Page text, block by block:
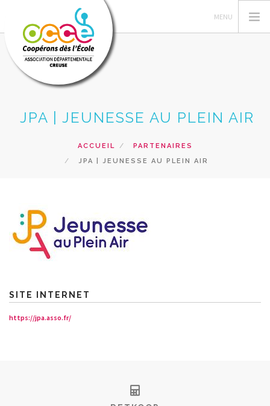
GÉRER SA COOPÉRATIVE
ACTIONS PÉDAGOGIQUES
RESSOURCES PEDAGOGIQUES
RECHERCHER
CONTACT
JPA | JEUNESSE AU PLEIN AIR
ACCUEIL
PARTENAIRES
JPA | JEUNESSE AU PLEIN AIR
SITE INTERNET
https://jpa.asso.fr/